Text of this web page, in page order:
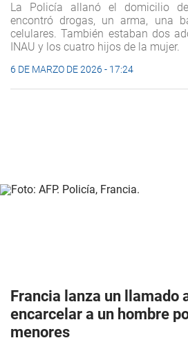
La Policía allanó el domicilio
encontró drogas, un arma, una
celulares. También estaban dos
INAU y los cuatro hijos de la mujer.
6 DE MARZO DE 2026 - 17:24
Francia lanza un llamado
encarcelar a un hombre
menores